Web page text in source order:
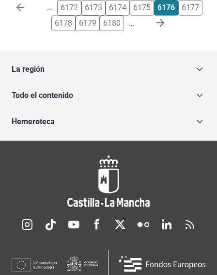
Paginación … 6172 6173 6174 6175 6176
6177
6178
6179 6180 …
La región
Todo el contenido
Hemeroteca
Redes sociales JCCM